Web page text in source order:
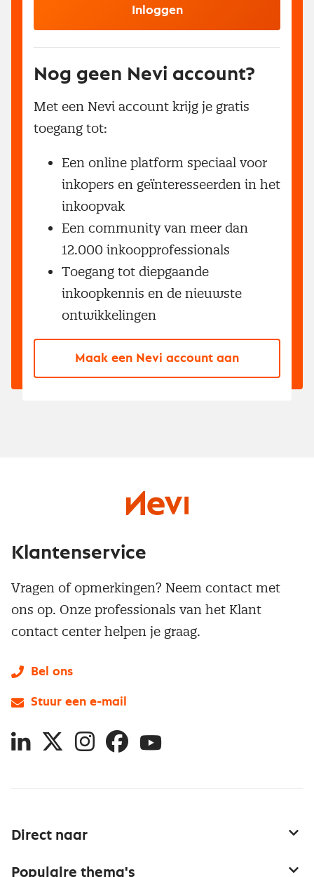
Inloggen
Nog geen Nevi account?
Met een Nevi account krijg je gratis
toegang tot:
Een online platform speciaal voor
inkopers en geïnteresseerden in het
inkoopvak
Een community van meer dan
12.000 inkoopprofessionals
Toegang tot diepgaande
inkoopkennis en de nieuwste
ontwikkelingen
Maak een Nevi account aan
Direct naar
Populaire thema's
Klantenservice
Vragen of opmerkingen? Neem contact met
ons op. Onze professionals van het Klant
contact center helpen je graag.
Bel ons
Stuur een e-mail
LinkedIn
X InstagramFacebookYouTube